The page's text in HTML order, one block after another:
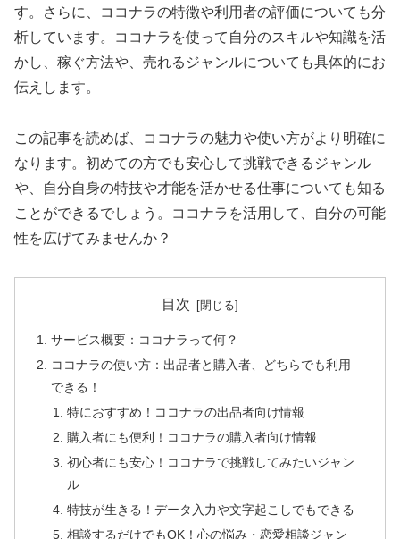
す。さらに、ココナラの特徴や利用者の評価についても分
析しています。ココナラを使って自分のスキルや知識を活
かし、稼ぐ方法や、売れるジャンルについても具体的にお
伝えします。
この記事を読めば、ココナラの魅力や使い方がより明確に
なります。初めての方でも安心して挑戦できるジャンル
や、自分自身の特技や才能を活かせる仕事についても知る
ことができるでしょう。ココナラを活用して、自分の可能
性を広げてみませんか？
目次
サービス概要：ココナラって何？
ココナラの使い方：出品者と購入者、どちらでも利用
できる！
特におすすめ！ココナラの出品者向け情報
購入者にも便利！ココナラの購入者向け情報
初心者にも安心！ココナラで挑戦してみたいジャン
ル
特技が生きる！データ入力や文字起こしでもできる
相談するだけでもOK！心の悩み・恋愛相談ジャン